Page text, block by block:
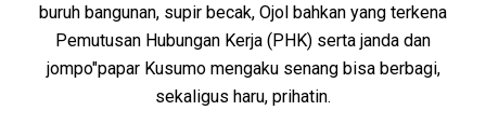
buruh bangunan, supir becak, Ojol bahkan yang terkena
Pemutusan Hubungan Kerja (PHK) serta janda dan
jompo"papar Kusumo mengaku senang bisa berbagi,
sekaligus haru, prihatin.